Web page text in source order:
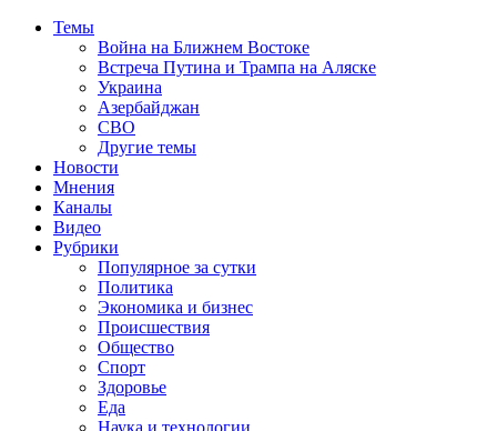
Темы
Война на Ближнем Востоке
Встреча Путина и Трампа на Аляске
Украина
Азербайджан
СВО
Другие темы
Новости
Мнения
Каналы
Видео
Рубрики
Популярное за сутки
Политика
Экономика и бизнес
Происшествия
Общество
Спорт
Здоровье
Еда
Наука и технологии